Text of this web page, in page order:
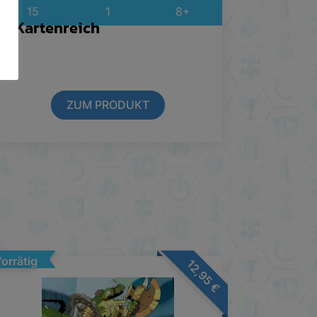
Kartenreich
ZUM PRODUKT
15 1 8+
12,95
€